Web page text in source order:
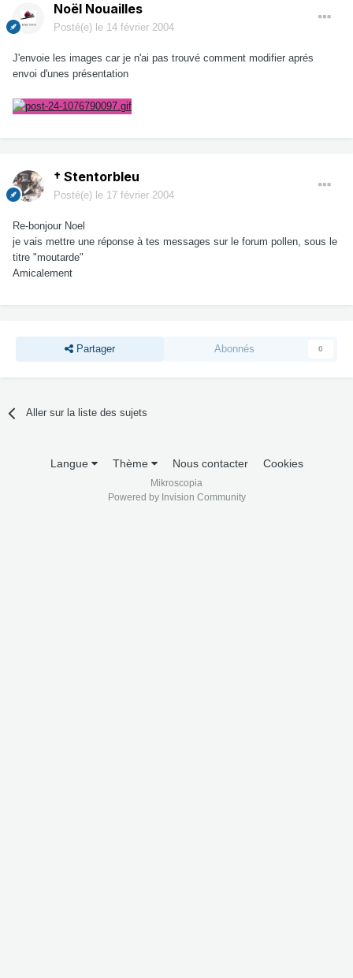
Noël Nouailles
Posté(e) le 14 février 2004
J'envoie les images car je n'ai pas trouvé comment modifier aprés
envoi d'unes présentation
† Stentorbleu
Posté(e) le 17 février 2004
Re-bonjour Noel
je vais mettre une réponse à tes messages sur le forum pollen, sous le
titre "moutarde"
Amicalement
Partager Abonnés 0
Aller sur la liste des sujets
Langue Thème Nous contacter Cookies
Mikroscopia
Powered by Invision Community